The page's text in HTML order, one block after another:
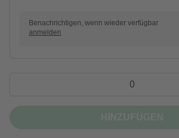
Benachrichtigen, wenn wieder verfügbar
anmelden